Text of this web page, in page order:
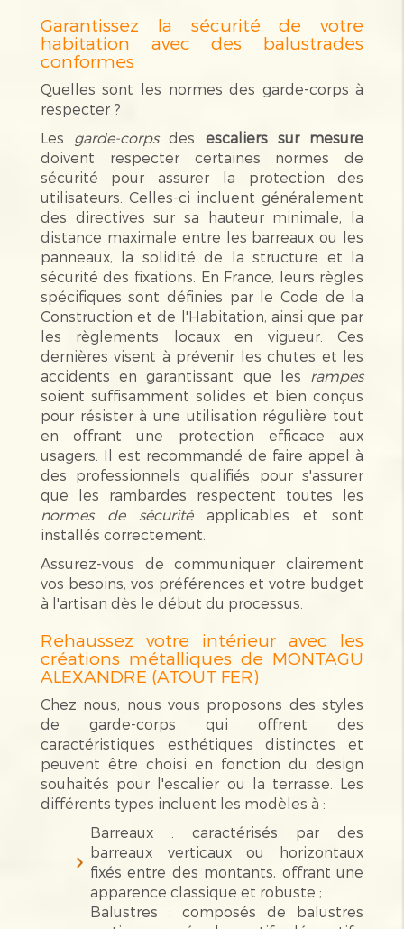
Garantissez la sécurité de votre
habitation avec des balustrades
conformes
Quelles sont les normes des garde-corps à
respecter ?
Les garde-corpsdes escaliers sur mesure
doivent respecter certaines normes de
sécurité pour assurer la protection des
utilisateurs. Celles-ci incluent généralement
des directives sur sa hauteur minimale, la
distance maximale entre les barreaux ou les
panneaux, la solidité de la structure et la
sécurité des fixations. En France, leurs règles
spécifiques sont définies par le Code de la
Construction et de l'Habitation, ainsi que par
les règlements locaux en vigueur. Ces
dernières visent à prévenir les chutes et les
accidents en garantissant que les rampes
soient suffisamment solides et bien conçus
pour résister à une utilisation régulière tout
en offrant une protection efficace aux
usagers. Il est recommandé de faire appel à
des professionnels qualifiés pour s'assurer
que les rambardes respectent toutes les
normes de sécuritéapplicables et sont
installés correctement.
Assurez-vous de communiquer clairement
vos besoins, vos préférences et votre budget
à l'artisan dès le début du processus.
Rehaussez votre intérieur avec les
créations métalliques de MONTAGU
ALEXANDRE (ATOUT FER)
Chez nous, nous vous proposons des styles
de garde-corps qui offrent des
caractéristiques esthétiques distinctes et
peuvent être choisi en fonction du design
souhaités pour l'escalier ou la terrasse. Les
différents types incluent les modèles à :
Barreaux : caractérisés par des
barreaux verticaux ou horizontaux
fixés entre des montants, offrant une
apparence classique et robuste ;
Balustres : composés de balustres